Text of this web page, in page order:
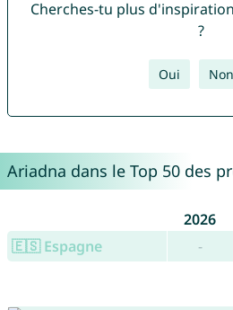
Cherches-tu plus
?
Oui Non
Ariadna dans le Top 50 des
2026
🇪🇸 Espagne
-